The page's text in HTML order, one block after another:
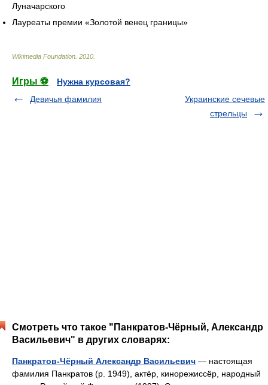
Луначарского
Лауреаты премии «Золотой венец границы»
Wikimedia Foundation 2010
Игры ⚽
Нужна курсовая?
Девичья фамилия
Украинские сечевые
стрельцы
Смотреть что такое "Панкратов-Чёрный, Александр
Васильевич" в других словарях:
Панкратов-Чёрный Александр Васильевич — настоящая
фамилия Панкратов (р. 1949), актёр, кинорежиссёр, народный